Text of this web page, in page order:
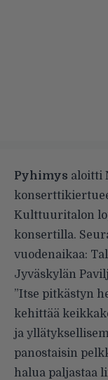
Pyhimys aloitti
Kulttuuritalon
konsertilla.
vuodenaikaa:
Jyväskylän
”Itse pitkästyn
kehittää
ja
panostaisin
halua paljastaa